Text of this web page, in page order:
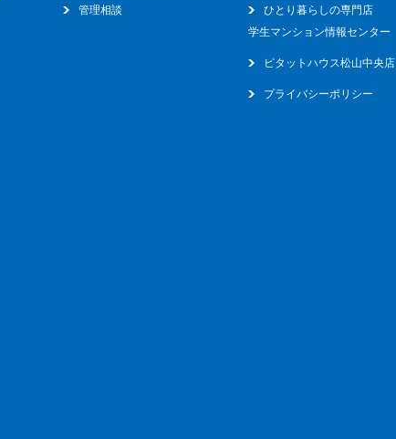
管理相談
ひとり暮らしの専門店
学生マンション情報センター
ピタットハウス松山中央店
プライバシーポリシー